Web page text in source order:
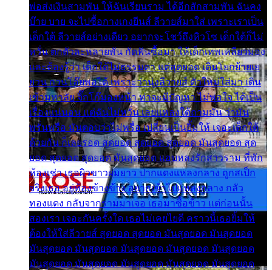
พ่อส่งเงินสามพัน ให้ฉันเรียนราม ได้อีกสักสามพัน ฉันคง
บ๊าย บาย จะไปซื้อกางเกงยีนส์ ลีวายส์มาใส่ เพราะเราเป็น
เด็กใต้ ลีวายส์อย่างเดียว อยากจะโชว์ถึงหิวโซ เด็กใต้ก็ไม่
หวั่น ตกตัวละหลายพัน กัดฟันซื้อมา ให้เด็กเทพเหลียวมอง
และต้องรู้ว่า เด็กใต้ไม่ธรรมดา แต่สุดยอด เดินโยกย้ายเย
ยวน กวนโอ๊ยพอได้ เพราะว่านุ่งลีวายส์ ตัวใหม่ใส่มา เดิน
เข้ามหาลัย จิ๊กโก๊มองหน้า ท่าจะมีปัญหา ไม่พอใจ ได้เป็น
เรื่องแน่นอน แต่ฉันไม่หวั่น เลยแหลงใต้ถามมัน ว่ามัน
พรั่นพรือ มันตอบว่าไม่พรื่อ เปลี่ยนเป็นยิ้มให้ เจอะเด็กใต้
ด้วยกัน ก็เลยรอด สุดยอด สุดยอด สุดยอด มันสุดยอด สุด
ยอด สุดยอด สุดยอด มันสุดยอด แอบหลงรักสาวราม ที่พัก
ห้องเช่า เธอผิวขาวผมยาว ปากแดงแหลงกลาง ถูกสเป็ก
จริงเธอ อยู่ห้องข้างข้าง อยากเข้าไปแหลงกลาง กลัว
ทองแดง กลับจากรามมาเจอ เธอมาซื้อข้าว แต่ก่อนนั้น
สองเรา เจอะกันครั้งใด เธอไม่เคยไยดี คราวนี้เธอยิ้มให้
ต้องให้ใส่ลีวายส์ สุดยอด สุดยอด มันสุดยอด มันสุดยอด
มันสุดยอด มันสุดยอด มันสุดยอด มันสุดยอด มันสุดยอด
มันสุดยอด มันสุดยอด มันสุดยอด มันสุดยอด มันสุดยอด